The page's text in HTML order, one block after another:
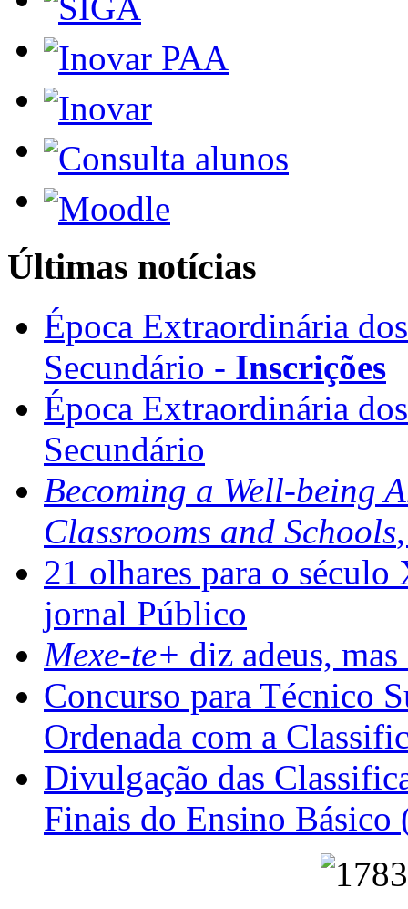
Últimas notícias
Época Extraordinária
Secundário - Inscrições
Época Extraordinária
Secundário
Becoming a Well-being
Classrooms and Schools
21 olhares para o
jornal Público
Mexe-te+ diz adeus,
Concurso para Técnico
Ordenada com a
Divulgação das
Finais do Ensino Básico